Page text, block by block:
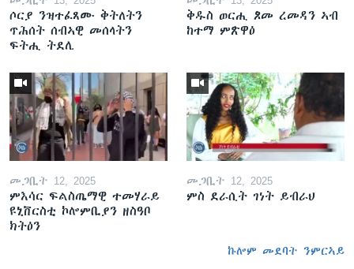
ሶርያ ንዝተፈጸሙ ቅትለትን
ጥሕሰት ሰብኣዊ መሰላትን
ፍትሒ ትደሊ
ቅዱስ ወርሒ ጾመ ረመዳን ኣብ
ከተማ ምጽዋዕ
መጋቢት 12, 2025
ምእሳር ፍልስጤማዊ ተመሃራይ
ዩኒቨርስቲ ኮሎምቢያን ዘስዓቦ
ክትዕን
መጋቢት 12, 2025
ምስ ደራሲት ገነት ይብራህ
ኩሎም መደባት ንምርኣይ